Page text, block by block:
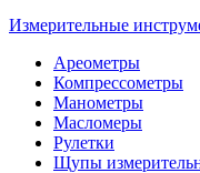
Измерительные
Ареометры
Компрессометры
Манометры
Масломеры
Рулетки
Щупы